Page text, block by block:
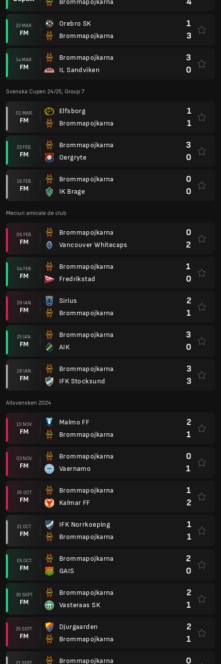
Brommapojkarna
22 MAR.
FM
Orebro SK
Brommapojkarna
1
3
14 MAR.
FM
Brommapojkarna
IL Sandviken
3
0
Svenska Cupen 24/25, Group 7
01 MAR.
FM
Elfsborg
Brommapojkarna
1
1
23 FEB.
FM
Brommapojkarna
Oergryte
3
0
16 FEB.
FM
Brommapojkarna
IK Brage
0
0
Meciuri amicale de club
06 FEB.
FM
Brommapojkarna
Vancouver Whitecaps
0
2
04 FEB.
FM
Brommapojkarna
Fredrikstad
1
0
29 IAN.
FM
Sirius
Brommapojkarna
2
1
25 IAN.
FM
Brommapojkarna
AIK
3
0
18 IAN.
FM
Brommapojkarna
IFK Stocksund
3
3
Allsvensken 2024
10 NOV.
FM
Malmo FF
Brommapojkarna
2
1
03 NOV.
FM
Brommapojkarna
Vaernamo
0
1
26 OCT.
FM
Brommapojkarna
Kalmar FF
1
2
21 OCT.
FM
IFK Norrkoeping
Brommapojkarna
1
1
05 OCT.
FM
Brommapojkarna
GAIS
2
0
30 SEPT.
FM
Brommapojkarna
Vasteraas SK
2
1
25 SEPT.
FM
Djurgaarden
Brommapojkarna
2
1
21 SEPT.
Brommapojkarna
0